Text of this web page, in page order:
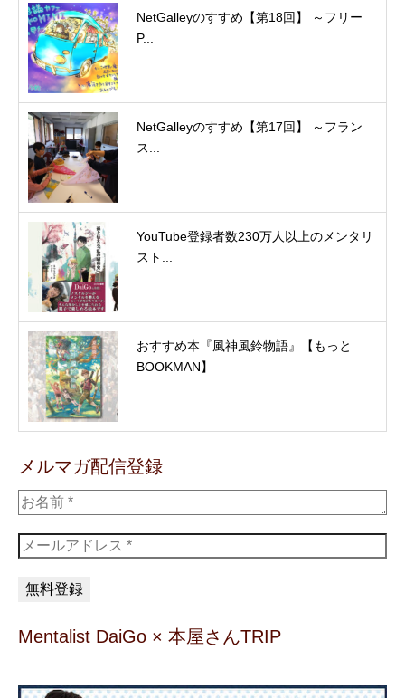
NetGalleyのすすめ【第18回】 ～フリー
P...
NetGalleyのすすめ【第17回】 ～フラン
ス...
YouTube登録者数230万人以上のメンタリ
スト...
おすすめ本『風神風鈴物語』【もっと
BOOKMAN】
メルマガ配信登録
Mentalist DaiGo × 本屋さんTRIP